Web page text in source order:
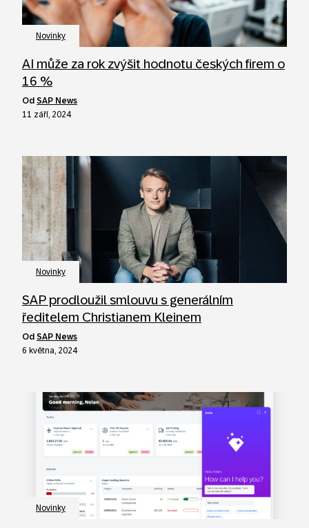
Novinky
AI může za rok zvýšit hodnotu českých firem o
16 %
od SAP News
11 září, 2024
Novinky
SAP prodloužil smlouvu s generálním
ředitelem Christianem Kleinem
od SAP News
6 května, 2024
Novinky